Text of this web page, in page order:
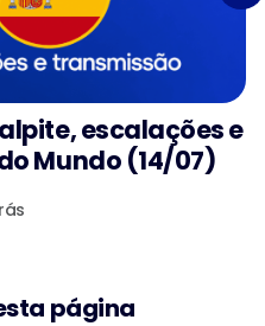
escalações e
Mundo (14/07)
página